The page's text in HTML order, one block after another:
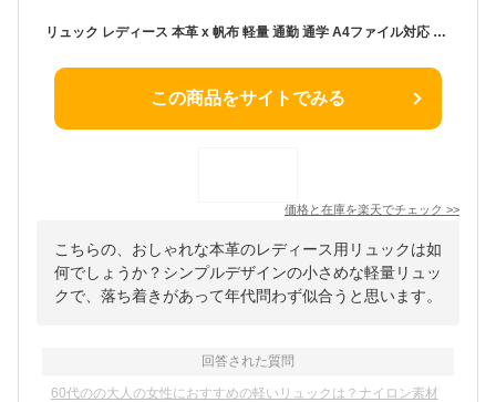
リュック レディース 本革 x 帆布 軽量 通勤 通学 A4ファイル対応 a4 本革 バックパック レディース バッグ フォーマル カジュアル おしゃれ かわいい 20代 30代 40代 50代 180927【グッシオレザー】 グッシオイタリー
この商品をサイトでみる
価格と在庫を楽天でチェック >>
こちらの、おしゃれな本革のレディース用リュックは如
何でしょうか？シンプルデザインの小さめな軽量リュッ
クで、落ち着きがあって年代問わず似合うと思います。
回答された質問
60代のの大人の女性におすすめの軽いリュックは？ナイロン素材